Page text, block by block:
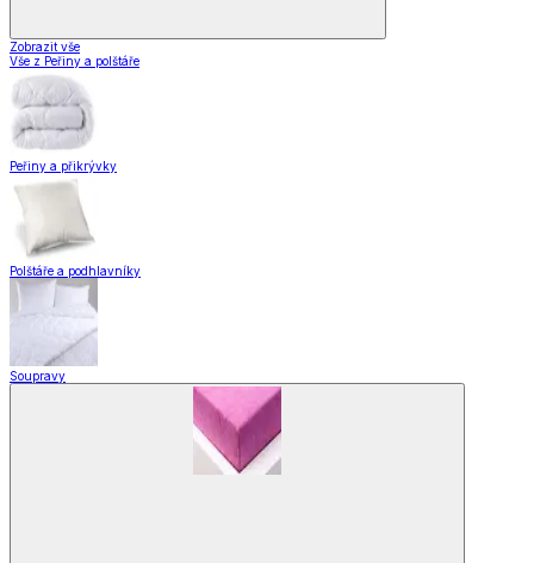
Zobrazit vše
Vše z Peřiny a polštáře
Peřiny a přikrývky
Polštáře a podhlavníky
Soupravy